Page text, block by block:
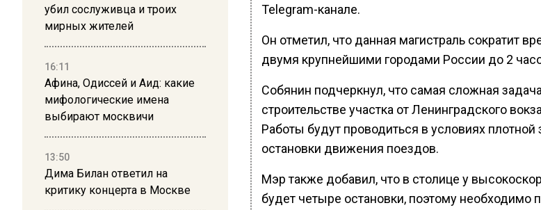
убил сослуживца и троих
мирных жителей
16:11
Афина, Одиссей и Аид: какие
мифологические имена
выбирают москвичи
13:50
Дима Билан ответил на
критику концерта в Москве
Telegram-канале.
Он отметил, что данная магистраль сократит
двумя крупнейшими городами России до 2
Собянин подчеркнул, что самая сложная
строительстве участка от Ленинградского
Работы будут проводиться в условиях плотной
остановки движения поездов.
Мэр также добавил, что в столице у
будет четыре остановки, поэтому необходимо